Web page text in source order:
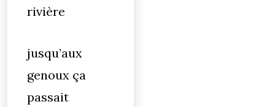
rivière
jusqu’aux
genoux ça
passait